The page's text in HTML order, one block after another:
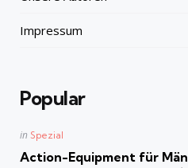
Impressum
Popular
Posted
in Spezial
Action-Equipment für